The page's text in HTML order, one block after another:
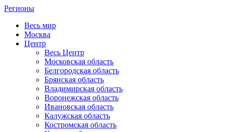
Регионы
Весь мир
Москва
Центр
Весь Центр
Московская область
Белгородская область
Брянская область
Владимирская область
Воронежская область
Ивановская область
Калужская область
Костромская область